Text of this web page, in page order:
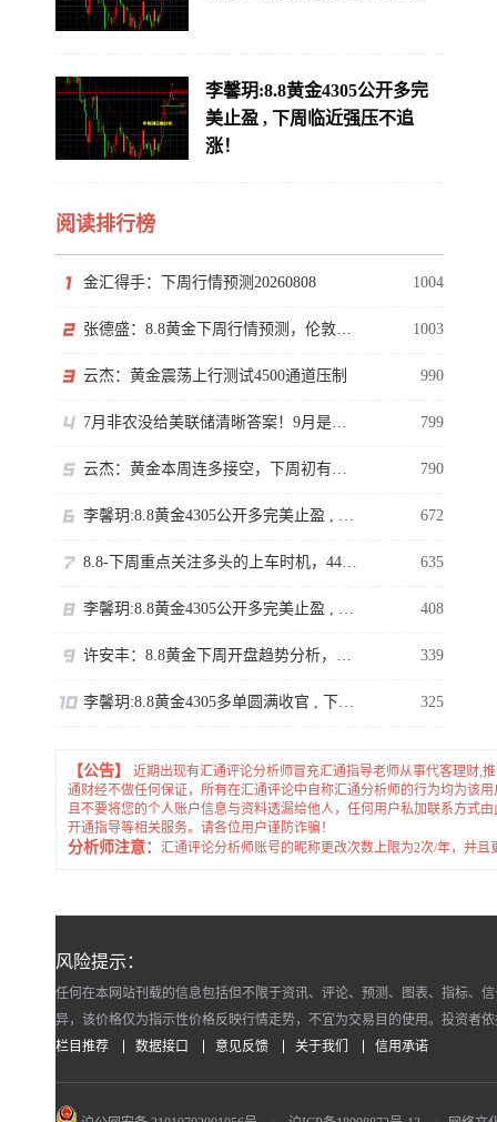
李馨玥:8.8黄金4305公开多完
美止盈 , 下周临近强压不追
涨！
阅读排行榜
金汇得手：下周行情预测20260808 1004
张德盛：8.8黄金下周行情预测，伦敦金价格走势分析操作策略 1003
云杰：黄金震荡上行测试4500通道压制 990
7月非农没给美联储清晰答案！9月是否加息还得看通胀 799
云杰：黄金本周连多接空，下周初有回撤 790
李馨玥:8.8黄金4305公开多完美止盈 , 下周临近强压不追涨！ 672
8.8-下周重点关注多头的上车时机，4400岌岌可危。 635
李馨玥:8.8黄金4305公开多完美止盈 , 下周临近强压不追涨！ 408
许安丰：8.8黄金下周开盘趋势分析，持仓的朋友看过来 339
李馨玥:8.8黄金4305多单圆满收官 , 下周临近强压不追涨！ 325
【公告】
近期出现有汇通评论分析师冒充汇通指导老师从事代客理财,
通财经不做任何保证，所有在汇通评论中自称汇通分析师的行为均为该
且不要将您的个人账户信息与资料透漏给他人，任何用户私加联系方式
开通指导等相关服务。请各位用户谨防诈骗！
分析师注意： 汇通评论分析师账号的昵称更改次数上限为2次/年，并
风险提示：
任何在本网站刊载的信息包括但不限于资讯、评论、预测、图表、指标、
异，该价格仅为指示性价格反映行情走势，不宜为交易目的使用。投资者
栏目推荐
数据接口 意见反馈 关于我们 信用承诺